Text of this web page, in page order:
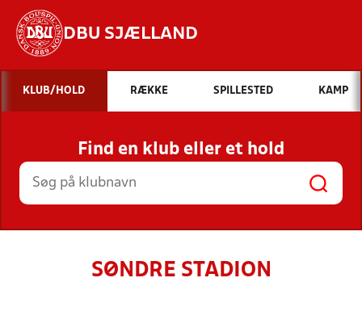
DBU SJÆLLAND
Hvad vil du søge efter?
INDHOLD OG NYHEDER
STILLINGER, RESULTATER, KLUBBER OG
HOLD
KLUB/HOLD RÆKKE SPILLESTED KAMP
Find en klub eller et hold
SØNDRE STADION